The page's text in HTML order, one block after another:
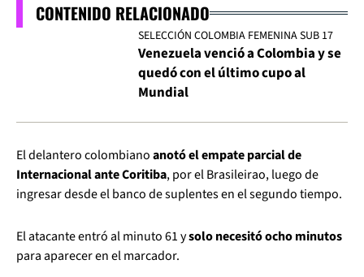
CONTENIDO RELACIONADO
SELECCIÓN COLOMBIA FEMENINA SUB 17
Venezuela venció a Colombia y se
quedó con el último cupo al
Mundial
El delantero colombianoanotó el empate parcial de
Internacional ante Coritiba, por el Brasileirao, luego de
ingresar desde el banco de suplentes en el segundo tiempo.
El atacante entró al minuto 61 ysolo necesitó ocho minutos
para aparecer en el marcador.